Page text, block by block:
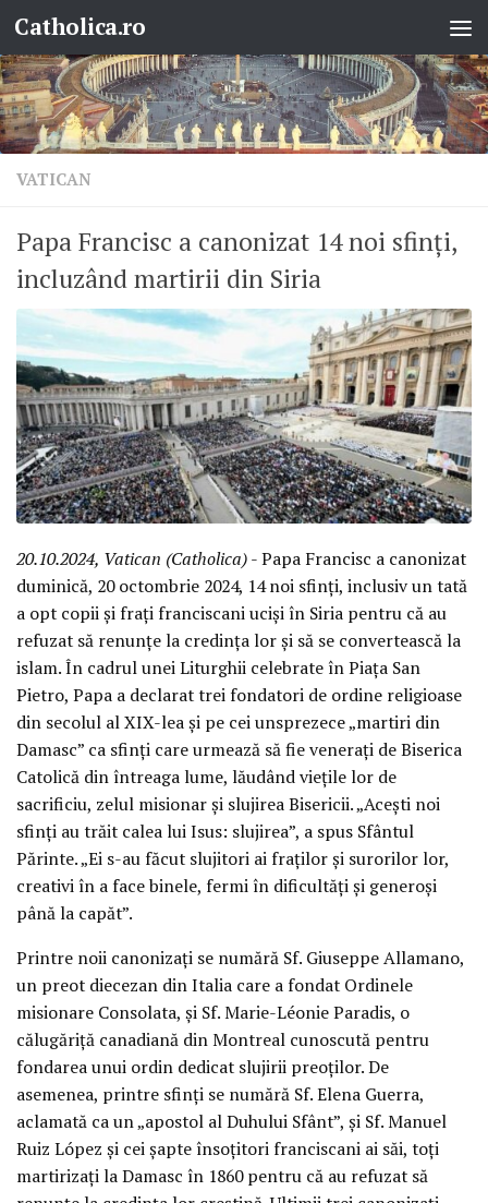
Skip to content
Catholica.ro
VATICAN
Papa Francisc a canonizat 14 noi sfinți,
incluzând martirii din Siria
20.10.2024, Vatican (Catholica)- Papa Francisc a canonizat
duminică, 20 octombrie 2024, 14 noi sfinți, inclusiv un tată
a opt copii și frați franciscani uciși în Siria pentru că au
refuzat să renunțe la credința lor și să se convertească la
islam. În cadrul unei Liturghii celebrate în Piața San
Pietro, Papa a declarat trei fondatori de ordine religioase
din secolul al XIX-lea și pe cei unsprezece „martiri din
Damasc” ca sfinți care urmează să fie venerați de Biserica
Catolică din întreaga lume, lăudând viețile lor de
sacrificiu, zelul misionar și slujirea Bisericii. „Acești noi
sfinți au trăit calea lui Isus: slujirea”, a spus Sfântul
Părinte. „Ei s-au făcut slujitori ai fraților și surorilor lor,
creativi în a face binele, fermi în dificultăți și generoși
până la capăt”.
Printre noii canonizați se numără Sf. Giuseppe Allamano,
un preot diecezan din Italia care a fondat Ordinele
misionare Consolata, și Sf. Marie-Léonie Paradis, o
călugăriță canadiană din Montreal cunoscută pentru
fondarea unui ordin dedicat slujirii preoților. De
asemenea, printre sfinți se numără Sf. Elena Guerra,
aclamată ca un „apostol al Duhului Sfânt”, și Sf. Manuel
Ruiz López și cei șapte însoțitori franciscani ai săi, toți
martirizați la Damasc în 1860 pentru că au refuzat să